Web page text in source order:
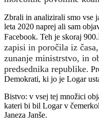
Zbrali in analizirali smo vse
leta 2020 naprej ali sam
Facebook. Teh je skoraj 900.
zapisi in poročila iz
zunanje ministrstvo, in
predsednika republike.
Demokrati, ki jo je Logar
Bistvo: v vsej tej množici
kateri bi bil Logar v
Janeza Janše.